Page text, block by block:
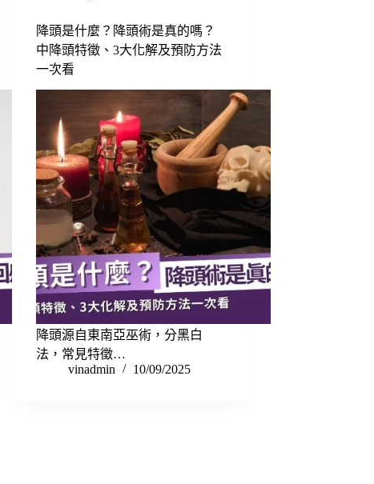
降頭是什麼？降頭術是真的嗎？
中降頭特徵、3大化解及預防方法
一次看
降頭源自東南亞巫術，分黑白
法，常見特徵…
vinadmin
10/09/2025